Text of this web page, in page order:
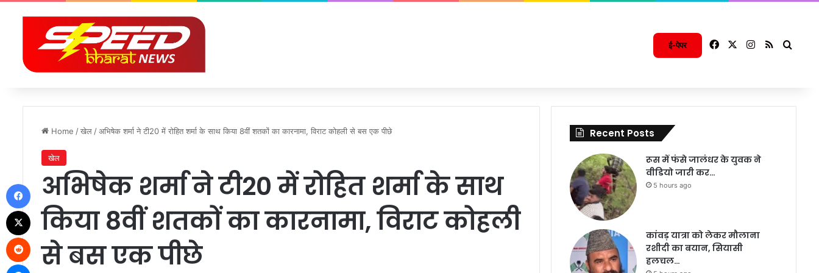
ई-पेपर FacebookInstagram
RSS
Home /खेल /अभिषेक शर्मा ने टी20 में रोहित शर्मा के साथ किया 8वीं शतकों का कारनामा, विराट कोहली से बस एक पीछे
खेल
अभिषेक शर्मा ने टी20 में रोहित शर्मा के साथ
किया 8वीं शतकों का कारनामा, विराट कोहली
से बस एक पीछे
Recent Posts
रूस में फंसे जालंधर के युवक ने
वीडियो जारी कर…
5 hours ago
कांवड़ यात्रा को लेकर मौलाना
रशीदी का बयान, सियासी
हलचल…
Facebook
Messenger